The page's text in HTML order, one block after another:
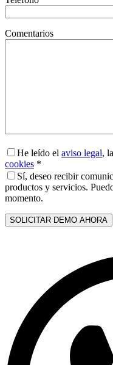
Comentarios
He leído el aviso legal, la
cookies *
Sí, deseo recibir
productos y servicios.
momento.